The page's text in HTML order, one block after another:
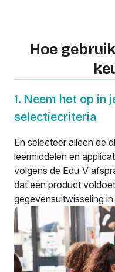
Hoe
1. Neem het op in
selectiecriteria
En selecteer alleen de
leermiddelen en
volgens de Edu-V
dat een product
gegevensuitwisseling